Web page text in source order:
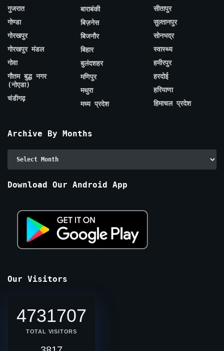
गुजरात
गोण्डा
गोरखपुर
गोरखपुर मंडल
गोवा
गौतम बुद्ध नगर
(नोएडा)
चंडीगढ़
बाराबंकी
बिज़नेस
बिजनौर
बिहार
बुलंदशहर
मणिपुर
मथुरा
मध्य प्रदेश
सीतापुर
सुल्तानपुर
सोनभद्र
स्वास्थ्य
हमीरपुर
हरदोई
हरियाणा
हिमाचल प्रदेश
Archive By Months
Download Our Android App
Our Visitors
4731707
TOTAL VISITORS